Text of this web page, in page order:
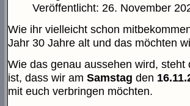
Veröffentlicht: 26. November
Wie ihr vielleicht schon
Jahr 30 Jahre alt und das möchten
Wie das genau aussehen wird,
ist, dass wir am Samstag den
mit euch verbringen möchten.